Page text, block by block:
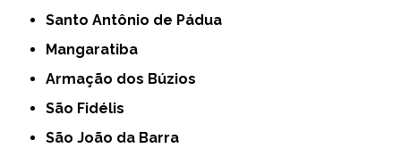
Santo Antônio de Pádua
Mangaratiba
Armação dos Búzios
São Fidélis
São João da Barra